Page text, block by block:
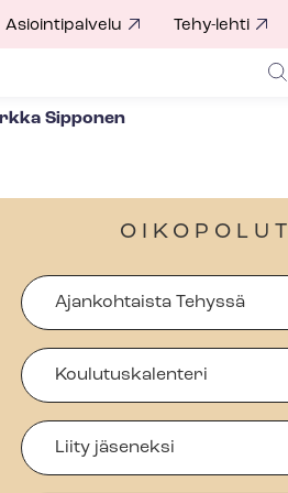
Asiointipalvelu Tehy-lehti
Sipponen
OIKOPOLUT
Ajankohtaista Tehyssä
Koulutuskalenteri
Liity jäseneksi